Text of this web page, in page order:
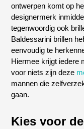
ontwerpen komt op
designermerk
tegenwoordig ook
Baldessarini brillen
eenvoudig te
Hiermee krijgt iedere
voor niets zijn deze
mannen die
gaan.
Kies voor